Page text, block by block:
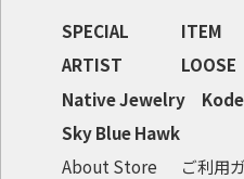
SPECIAL ITEM
ARTIST
LOOSE
Native Jewelry
Sky Blue Hawk
About Store
ご利用